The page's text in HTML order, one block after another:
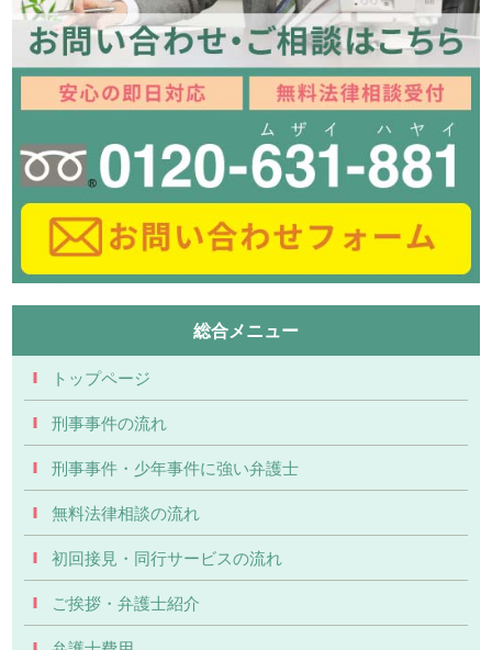
総合メニュー
トップページ
刑事事件の流れ
刑事事件・少年事件に強い弁護士
無料法律相談の流れ
初回接見・同行サービスの流れ
ご挨拶・弁護士紹介